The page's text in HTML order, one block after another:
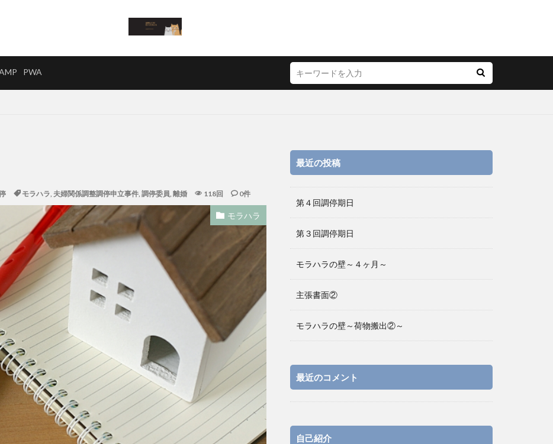
PWA
モラハラ, 夫婦関係調整調停申立事件, 調停委員, 離婚 118回 0件
モラハラ
最近の投稿
第４回調停期日
第３回調停期日
モラハラの壁～４ヶ月～
主張書面②
モラハラの壁～荷物搬出②～
最近のコメント
自己紹介